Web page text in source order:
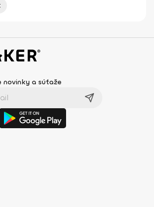
novinky a súťaže